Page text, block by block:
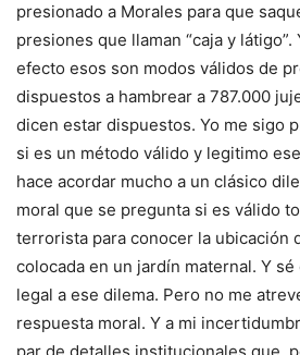
presionado a Morales para que
presiones que llaman “caja y
efecto esos son modos válidos de
dispuestos a hambrear a 787.000
dicen estar dispuestos. Yo me sigo
si es un método válido y legitimo
hace acordar mucho a un clásico
moral que se pregunta si es válido
terrorista para conocer la ubicación
colocada en un jardín maternal. Y
legal a ese dilema. Pero no me
respuesta moral. Y a mi